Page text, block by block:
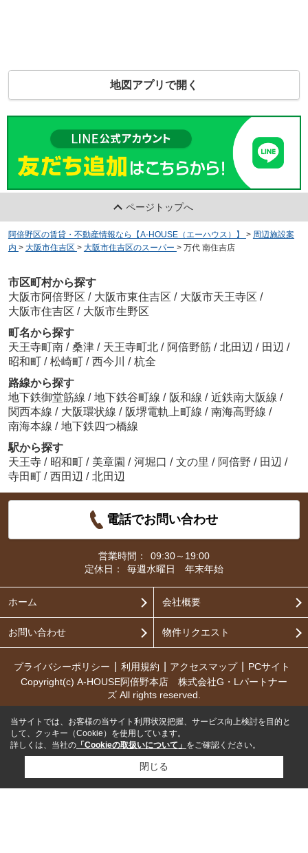
地図アプリで開く
ページトップへ
阿倍野区の賃貸・不動産情報なら【A-HOUSE（エーハウス）】 > 周辺施設案
内 > 大阪市住吉区 > 大阪市住吉区のスーパー > 万代 南住吉店
市区町村から探す
大阪市阿倍野区 / 大阪市東住吉区 / 大阪市天王寺区 /
大阪市住吉区 / 大阪市生野区
町名から探す
天王寺町南 / 桑津 / 天王寺町北 / 阿倍野筋 / 北田辺 / 田辺 /
昭和町 / 松崎町 / 西今川 / 杭全
路線から探す
地下鉄御堂筋線 / 地下鉄谷町線 / 阪和線 / 近鉄南大阪線 /
関西本線 / 大阪環状線 / 阪堺電軌上町線 / 南海高野線 /
南海本線 / 地下鉄四つ橋線
駅から探す
天王寺 / 昭和町 / 美章園 / 河堀口 / 文の里 / 阿倍野 / 田辺 /
寺田町 / 西田辺 / 北田辺
電話でお問い合わせ
営業時間：
09:30～19:00
定休日：
毎週水曜日 年末年始
ホーム 会社概要
お問い合わせ 物件リクエスト
プライバシーポリシー 利用規約 アクセスマップ
PCサイト
Copyright(c) A-HOUSE阿倍野本店 株式会社G・Lパートナー
ズ All rights reserved.
当サイトでは、お客様の当サイト利用状況把握、サービス向上検討を目的と
して、クッキー（Cookie）を使用しています。
詳しくは、当社の 「Cookieの取扱いについて」 をご確認ください。
閉じる